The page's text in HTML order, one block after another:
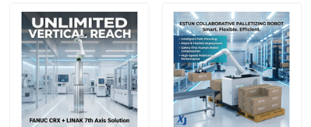
المنزل
المنتجات
فيديوهات